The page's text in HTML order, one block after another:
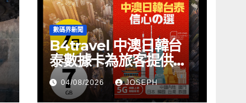
數碼界新聞
B4travel 中澳日韓台
泰數據卡為旅客提供無
縫網絡體驗
04/08/2026 JOSEPH